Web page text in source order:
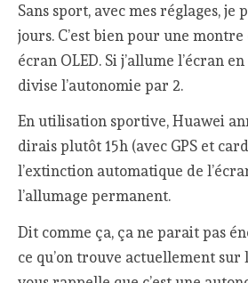
Sans sport, avec mes réglages, je
jours. C’est bien pour une
écran OLED. Si j’allume l’écran
divise l’autonomie par 2.
En utilisation sportive, Huawei
dirais plutôt 15h (avec GPS et
l’extinction automatique de
l’allumage permanent.
Dit comme ça, ça ne parait pas
ce qu’on trouve actuellement sur